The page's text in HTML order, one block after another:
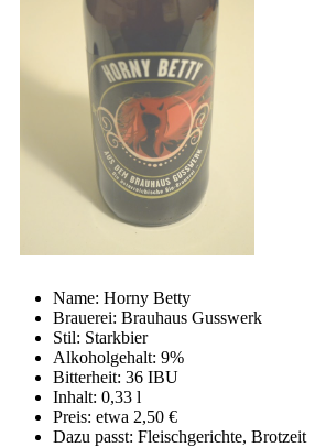
Name: Horny Betty
Brauerei: Brauhaus Gusswerk
Stil: Starkbier
Alkoholgehalt: 9%
Bitterheit: 36 IBU
Inhalt: 0,33 l
Preis: etwa 2,50 €
Dazu passt: Fleischgerichte, Brotzeit